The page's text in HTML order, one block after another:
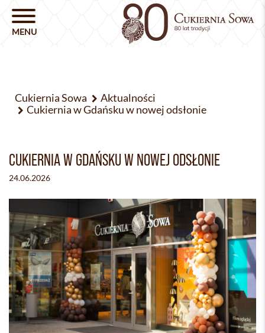
Cukiernia Sowa
Aktualności
Cukiernia w Gdańsku w nowej odsłonie
CUKIERNIA W GDAŃSKU W NOWEJ ODSŁONIE
24.06.2026